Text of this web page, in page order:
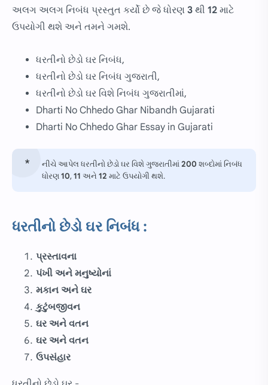
અલગ અલગ નિબંધ પ્રસ્તુત કર્યો છે જે ધોરણ 3 થી 12 માટે
ઉપયોગી થશે અને તમને ગમશે.
ધરતીનો છેડો ઘર નિબંધ,
ધરતીનો છેડો ઘર નિબંધ ગુજરાતી,
ધરતીનો છેડો ઘર વિશે નિબંધ ગુજરાતીમાં,
Dharti No Chhedo Ghar Nibandh Gujarati
Dharti No Chhedo Ghar Essay in Gujarati
નીચે આપેલ ધરતીનો છેડો ઘર વિશે ગુજરાતીમાં200 શબ્દોમાં નિબંધ
ધોરણ10,11 અને 12 માટે ઉપયોગી થશે.
ધરતીનો છેડો ઘર નિબંધ :
પ્રસ્તાવના
પંખી અને મનુષ્યોનાં
મકાન અને ઘર
કુટુંબજીવન
ઘર અને વતન
ઘર અને વતન
ઉપસંહાર